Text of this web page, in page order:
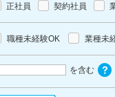
正社員 契約社員
職種未経験OK 業種未
を含む